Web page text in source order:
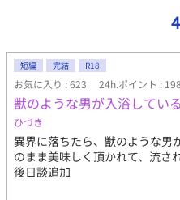
4
短編 完結 R18
お気に入り : 623 24h.ポイント : 198
獣のような男が入浴してい
ひづき
異界に落ちたら、獣のような男
のまま美味しく頂かれて、流
後日談追加